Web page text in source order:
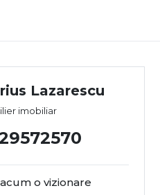
Lazarescu
imobiliar
o vizionare